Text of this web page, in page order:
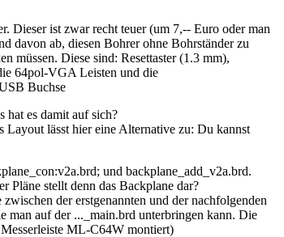
Dieser ist zwar recht teuer (um 7,-- Euro oder man
davon ab, diesen Bohrer ohne Bohrständer zu
müssen. Diese sind: Resettaster (1.3 mm),
64pol-VGA Leisten und die
Buchse
es damit auf sich?
Layout lässt hier eine Alternative zu: Du kannst
und backplane_add_v2a.brd.
Pläne stellt denn das Backplane dar?
der erstgenannten und der nachfolgenden
man auf der ..._main.brd unterbringen kann. Die
ML-C64W montiert)